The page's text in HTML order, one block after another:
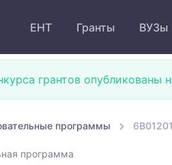
ЕНТ Гранты ВУЗы
грантов опубликованы
программы
программа